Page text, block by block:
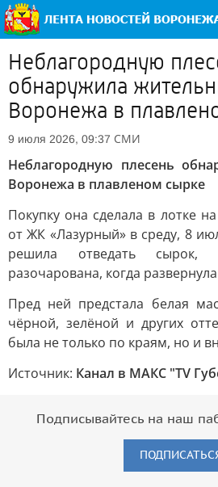
Неблагородную
обнаружила
Воронежа в
9 июля 2026, 09:37 СМИ
Неблагородную плесень
Воронежа в плавленом сырке
Покупку она сделала в лотке
от ЖК «Лазурный» в среду, 8
решила отведать
разочарована, когда
Пред ней предстала белая
чёрной, зелёной и других
была не только по краям, но и
Источник: Канал в МАКС "TV
Подписывайтесь на наш